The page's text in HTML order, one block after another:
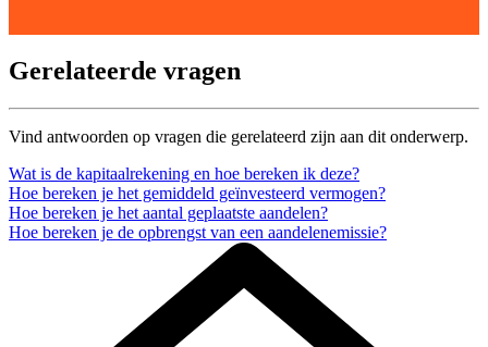
Gerelateerde vragen
Vind antwoorden op vragen die gerelateerd zijn aan dit onderwerp.
Wat is de kapitaalrekening en hoe bereken ik deze?
Hoe bereken je het gemiddeld geïnvesteerd vermogen?
Hoe bereken je het aantal geplaatste aandelen?
Hoe bereken je de opbrengst van een aandelenemissie?